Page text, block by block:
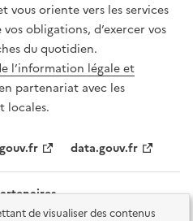
de visualiser des contenus
vous oriente vers les services
obligations, d’exercer vos
du quotidien.
l’information légale et
partenariat avec les
locales.
data.gouv.fr